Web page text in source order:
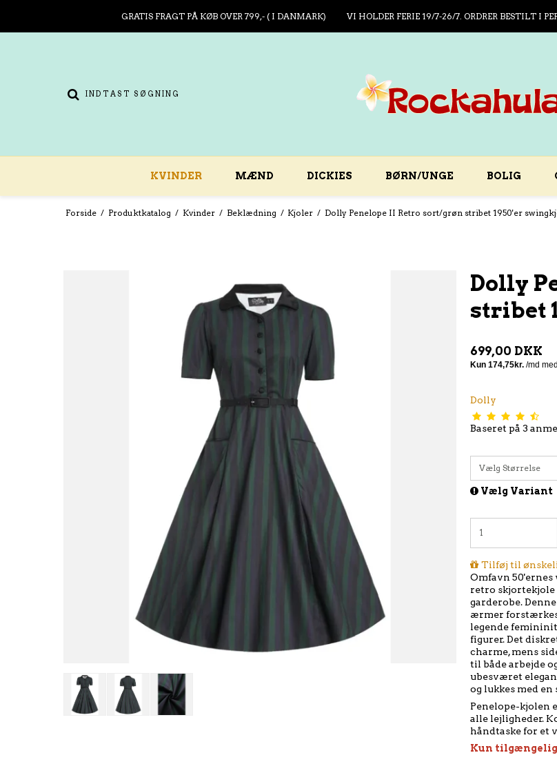
GRATIS FRAGT PÅ KØB OVER 799,- ( I DANMARK) VI HOLDER FERIE 19/7-26/7. ORDRER BESTILT I
KVINDER MÆND DICKIES BØRN/UNGE BOLIG
Forside / Produktkatalog / Kvinder / Beklædning / Kjoler / Dolly Penelope II Retro sort/grøn stribet 1950'er
Dolly
stribet
699,00 DKK
Dolly
Baseret på 3
Vælg Størrelse
Vælg Variant
Tilføj til
Omfavn
retro skjortekjole
garderobe.
ærmer forstærkes
legende
figurer. Det
charme, mens
til både arbejde
ubesværet
og lukkes med
Penelope-kjolen
alle lejligheder.
håndtaske for et
Kun